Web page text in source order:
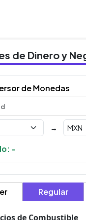
de Dinero y
de Monedas
→
-
Regular